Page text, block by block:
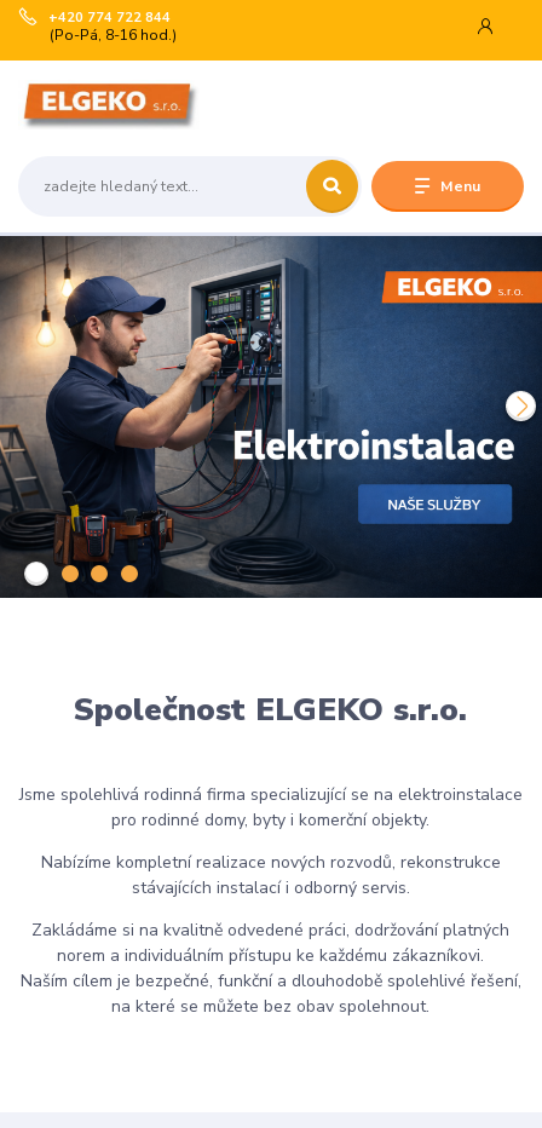
Menu
+420 774 722 844
(Po-Pá, 8-16 hod.)
Společnost ELGEKO s.r.o.
Jsme spolehlivá rodinná firma specializující se na elektroinstalace
pro rodinné domy, byty i komerční objekty.
Nabízíme kompletní realizace nových rozvodů, rekonstrukce
stávajících instalací i odborný servis.
Zakládáme si na kvalitně odvedené práci, dodržování platných
norem a individuálním přístupu ke každému zákazníkovi.
Naším cílem je bezpečné, funkční a dlouhodobě spolehlivé řešení,
na které se můžete bez obav spolehnout.